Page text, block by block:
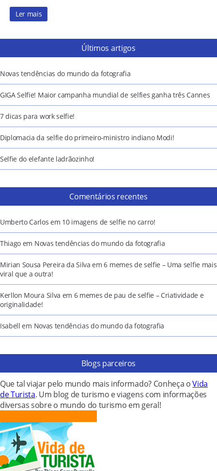
Ler mais
Últimos artigos
Novas tendências do mundo da fotografia
GIGA Selfie! Maior campanha mundial de selfies ganha três Cannes
7 dicas para work selfie!
Diplomacia da selfie do primeiro-ministro indiano Modi!
Selfie do elefante ladrãozinho!
Comentários recentes
Umberto Carlos em 10 imagens de selfie no carro!
Thiago em Novas tendências do mundo da fotografia
Mirian Sousa Pereira da Silva em6 memes de selfie – Uma selfie mais
viral que a outra!
Kerllon Moura Silva em 6 memes de pau de selfie – Criatividade e
originalidade!
Isabell em Novas tendências do mundo da fotografia
Blogs parceiros
Que tal viajar pelo mundo mais informado? Conheça oVida
de Turista. Um blog de turismo e viagens com informações
diversas sobre o mundo do turismo em geral!